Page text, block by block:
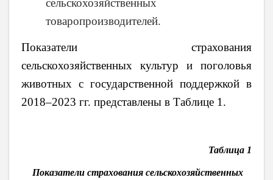
сельскохозяйственных
товаропроизводителей.
Показатели страхования
сельскохозяйственных культур и поголовья
животных с государственной поддержкой в
2018–2023 гг. представлены в Таблице 1.
Таблица 1
Показатели страхования сельскохозяйственных